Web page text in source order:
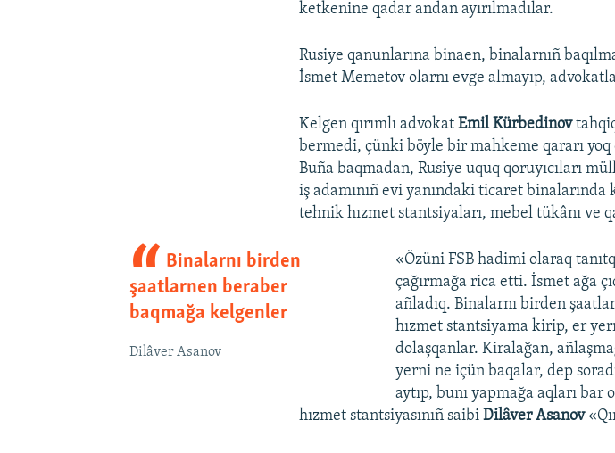
ketkenine qadar andan ayırılmadılar.
Rusiye qanunlarına binaen, binalarnıñ
İsmet Memetov olarnı evge almayıp,
Kelgen qırımlı advokatEmil Kürbedinov
bermedi, çünki böyle bir mahkeme qararı yoq
Buña baqmadan, Rusiye uquq qoruyıcıları
iş adamınıñ evi yanındaki ticaret
tehnik hızmet stantsiyaları, mebel tükânı ve
Binalarnı birden
şaatlarnen beraber
baqmağa kelgenler
Dilâver Asanov
«Özüni FSB hadimi olaraq
çağırmağa rica etti. İsmet ağa
añladıq. Binalarnı birden
hızmet stantsiyama kirip, er
dolaşqanlar. Kiralağan,
yerni ne içün baqalar, dep
aytıp, bunı yapmağa aqları
hızmet stantsiyasınıñ saibiDilâver Asanov